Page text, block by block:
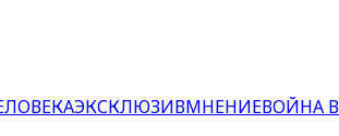
ЭКСКЛЮЗИВМНЕНИЕВОЙНА В